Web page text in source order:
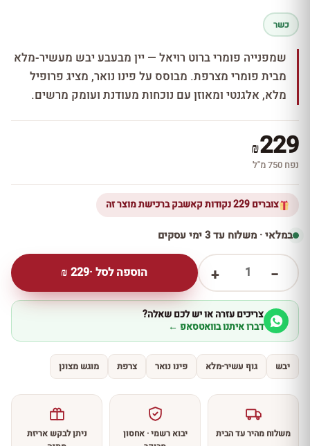
כשר
שמפנייה פומרי ברוט רויאל — יין מבעבע יבש מעשיר-מלא
מבית פומרי מצרפת. מבוסס על פינו נואר, מציג פרופיל
מלא, אלגנטי ומאוזן עם נוכחות מעודנת ועומק מרשים.
₪229
נפח 750 מ''ל
צוברים 229 נקודות קאשבק ברכישת מוצר זה
במלאי · משלוח עד 3 ימי עסקים
−
1
+ הוספה לסל ·229
₪
צריכים עזרה או יש לכם שאלה?
דברו איתנו בוואטסאפ ←
יבש גוף עשיר-מלא פינו נואר צרפת מוגש מצונן
משלוח מהיר עד הבית
יבוא רשמי · אחסון
ניתן לבקש אריזת